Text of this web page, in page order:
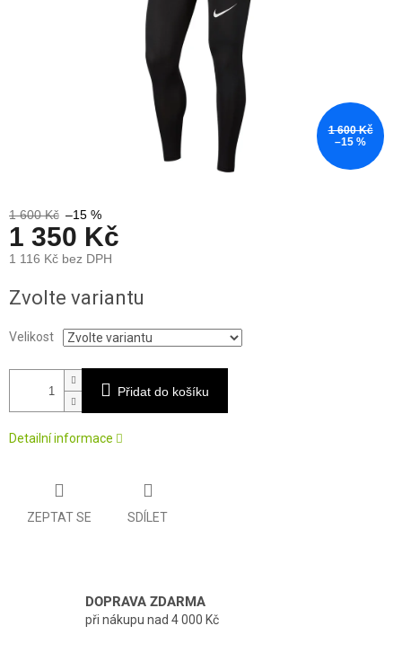
1 600 Kč
–15 %
1 600 Kč –15 %
1 350 Kč
1 116 Kč bez DPH
cena:
Zvolte variantu
Velikost
Přidat do košíku
Detailní informace
ZEPTAT SE SDÍLET
DOPRAVA ZDARMA
při nákupu nad 4 000 Kč